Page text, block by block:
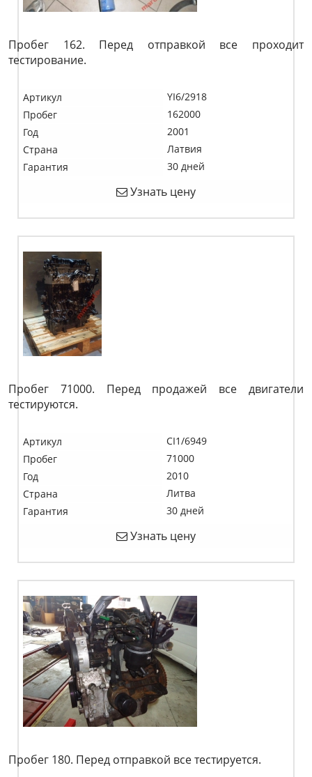
Пробег 162. Перед отправкой все проходит
тестирование.
Артикул
YI6/2918
Пробег
162000
Год
2001
Страна
Латвия
Гарантия
30 дней
Узнать цену
Пробег 71000. Перед продажей все двигатели
тестируются.
Артикул
CI1/6949
Пробег
71000
Год
2010
Страна
Литва
Гарантия
30 дней
Узнать цену
Пробег 180. Перед отправкой все тестируется.